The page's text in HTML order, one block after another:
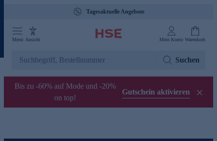
Tagesaktuelle Angebote
Menü Ansicht Mein Konto Warenkorb
Suchen
Bis zu -60% auf Mode und -20%
on top!
Gutschein aktivieren